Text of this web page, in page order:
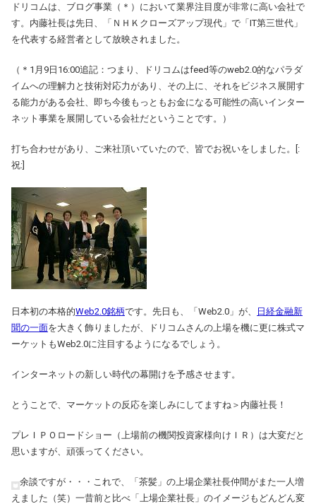
ドリコムは、ブログ事業（＊）において業界注目度が非常に高い会社で
す。内藤社長は先日、「ＮＨＫクローズアップ現代」で「IT第三世代」
を代表する経営者として放映されました。
（＊1月9日16:00追記：つまり、ドリコムはfeed等のweb2.0的なパラダ
イムへの理解力と技術対応力があり、その上に、それをビジネス展開す
る能力がある会社、即ち今後もっともお金になる可能性の高いインター
ネット事業を展開している会社だということです。）
打ち合わせがあり、ご来社頂いていたので、皆でお祝いをしました。[:
祝:]
日本初の本格的Web2.0銘柄です。先日も、「Web2.0」が、
日経金融新
聞の一面を大きく飾りましたが、ドリコムさんの上場を機に更に株式マ
ーケットもWeb2.0に注目するようになるでしょう。
インターネットの新しい時代の幕開けを予感させます。
とうことで、マーケットの反応を楽しみにしてますね＞内藤社長！
プレＩＰＯロードショー（上場前の機関投資家様向けＩＲ）は大変だと
思いますが、頑張ってください。
余談ですが・・・これで、「茶髪」の上場企業社長仲間がまた一人増
えました（笑）一昔前と比べ「上場企業社長」のイメージもどんどん変